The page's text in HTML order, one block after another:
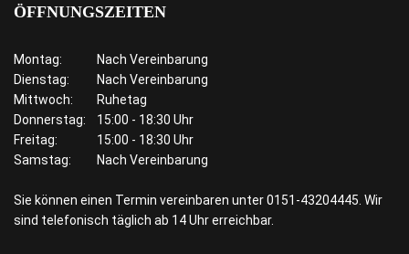
ÖFFNUNGSZEITEN
Montag:
Nach Vereinbarung
Dienstag:
Nach Vereinbarung
Mittwoch:
Ruhetag
Donnerstag: 15:00 - 18:30 Uhr
Freitag:
15:00 - 18:30 Uhr
Samstag:
Nach Vereinbarung
Sie können einen Termin vereinbaren unter 0151-43204445. Wir
sind telefonisch täglich ab 14 Uhr erreichbar.